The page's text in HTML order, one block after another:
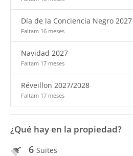
Día de la Conciencia Negro 2027
Faltam 16 meses
Navidad 2027
Faltam 17 meses
Réveillon 2027/2028
Faltam 17 meses
¿Qué hay en la propiedad?
6 Suites